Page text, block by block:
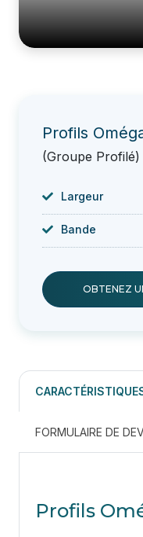
Profils
(Groupe Profilé)
Largeur
Bande
OBTENEZ
FORMULAIRE DE
Profils